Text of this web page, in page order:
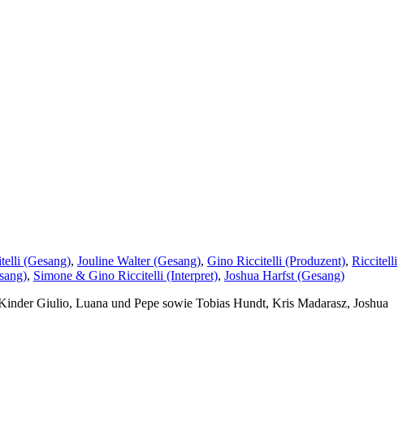
(Gesang), Jouline Walter (Gesang), Gino Riccitelli (Produzent), Riccitelli
, Simone & Gino Riccitelli (Interpret), Joshua Harfst (Gesang)
Giulio, Luana und Pepe sowie Tobias Hundt, Kris Madarasz, Joshua